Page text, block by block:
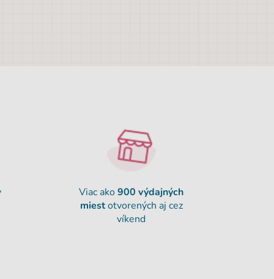
Viac ako900výdajných
miestotvorených aj cez
víkend